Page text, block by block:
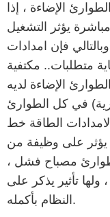
الإضاءة ، إذا
يؤثر التشغيل
فإن امدادات
متطلبات.. مكتفية
الإضاءة لديه
في كل الطوارئ
الطاقة خط
على وظيفة من
مصباح فشل ،
تأثير يذكر على
النظام بأكمله.